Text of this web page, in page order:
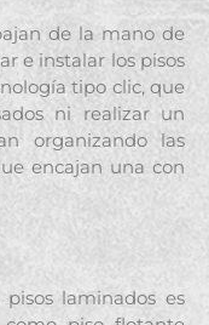
de la mano de
e instalar los pisos
tipo clic, que
ni realizar un
organizando las
encajan una con
laminados es